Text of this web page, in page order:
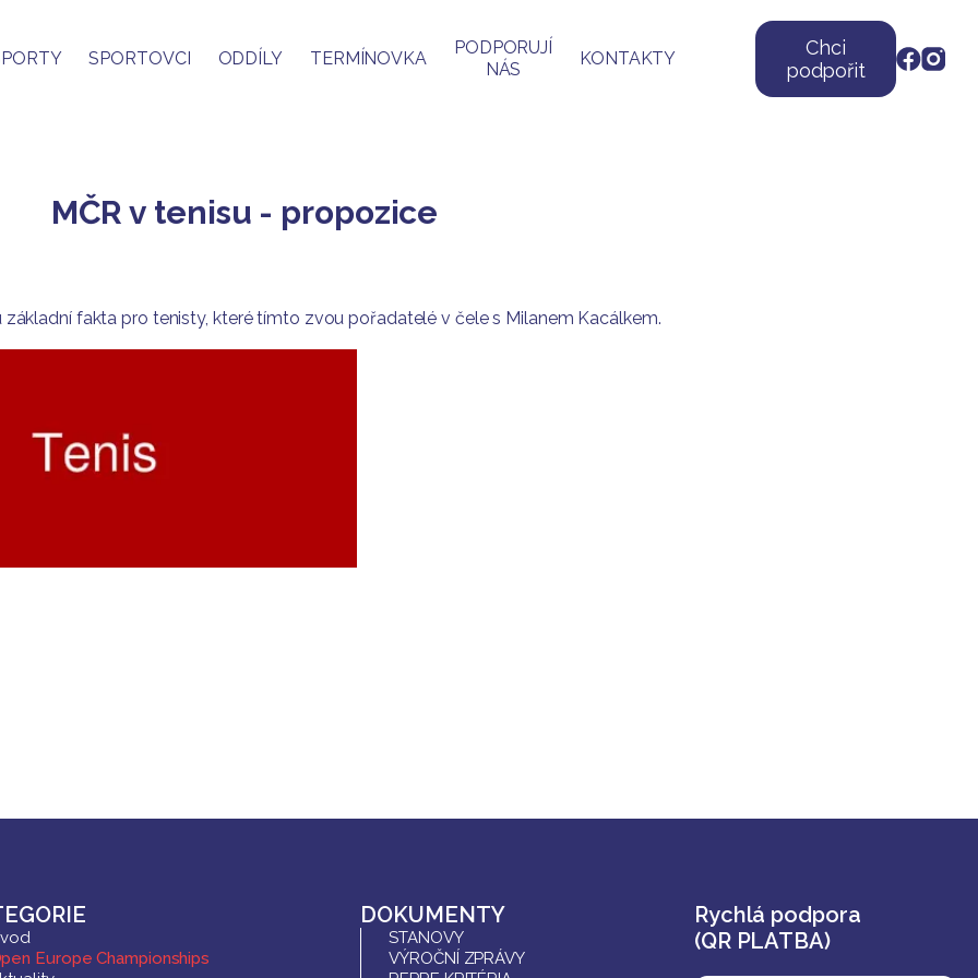
SPORTOVCI ODDÍLY TERMÍNOVKA
PODPORUJÍ
NÁS
KONTAKTY
Chci
podpořit
MČR v tenisu - propozice
základní fakta pro tenisty, které tímto zvou pořadatelé v čele s Milanem Kacálkem.
Europe Championships
DOKUMENTY
STANOVY
VÝROČNÍ ZPRÁVY
Rychlá podpora
(QR PLATBA)